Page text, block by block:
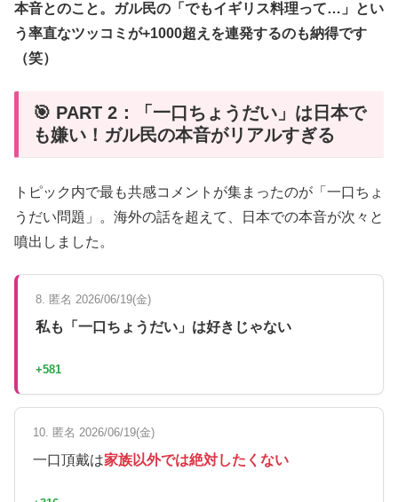
本音とのこと。ガル民の「でもイギリス料理って…」とい
う率直なツッコミが+1000超えを連発するのも納得です
（笑）
🎯 PART 2：「一口ちょうだい」は日本で
も嫌い！ガル民の本音がリアルすぎる
トピック内で最も共感コメントが集まったのが「一口ちょ
うだい問題」。海外の話を超えて、日本での本音が次々と
噴出しました。
8. 匿名 2026/06/19(金)
私も「一口ちょうだい」は好きじゃない
+581
10. 匿名 2026/06/19(金)
一口頂戴は家族以外では絶対したくない